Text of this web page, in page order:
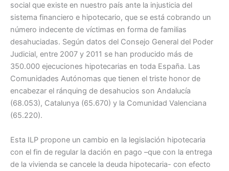
social que existe en nuestro país ante la injusticia del
sistema financiero e hipotecario, que se está cobrando un
número indecente de víctimas en forma de familias
desahuciadas. Según datos del Consejo General del Poder
Judicial, entre 2007 y 2011 se han producido más de
350.000 ejecuciones hipotecarias en toda España. Las
Comunidades Autónomas que tienen el triste honor de
encabezar el ránquing de desahucios son Andalucía
(68.053), Catalunya (65.670) y la Comunidad Valenciana
(65.220).
Esta ILP propone un cambio en la legislación hipotecaria
con el fin de regular la dación en pago –que con la entrega
de la vivienda se cancele la deuda hipotecaria- con efecto